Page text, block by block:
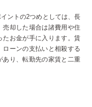
ントの2つめとしては、長
却した場合は諸費用や住
たお金が手に入ります。賃
ーンの支払いと相殺する
あり、転勤先の家賃と二重